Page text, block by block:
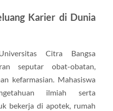
Karier di Dunia
Citra Bangsa
seputar obat-obatan,
kefarmasian. Mahasiswa
ilmiah serta
bekerja di apotek, rumah